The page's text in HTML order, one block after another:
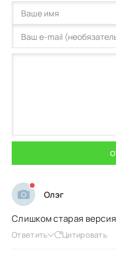
Олэг
Слишком старая версия
Ответить Цитировать